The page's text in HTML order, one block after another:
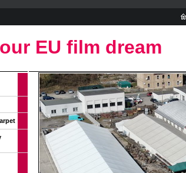
EU film dream